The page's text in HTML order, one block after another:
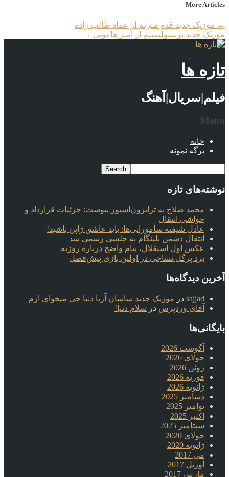
More Articles
← موزیک جدید قدم میزنم از عماد طالب زاده
موزیک جدید پرسپولیسیم از امیر هامونی →
تازه ها
فیلم|سریال|آهنگ
Menu
خانه
برگه نمونه
نوشته‌های تازه
محمد صلاح به ترابزون‌اسپور پیوست: جزئیات قرارداد و
حواشی انتقال
عادل شیفته سامورایی‌ها: باید عاشق ژاپن باشید!
انتقال دشمن بلینگام به چلسی رسمی شد
عکس اول استقلال، پیام واضح درباره روزبه
برد پرگل نساجی در اولین بازی پیش‌فصل
آخرین دیدگاه‌ها
sajjad در موزیک جدید ساسان آریا دنیا چی میخوای ازم
آقای وردپرس در سلام دنیا!
بایگانی‌ها
آگوست 2026
جولای 2026
ژوئن 2026
فوریه 2026
ژانویه 2026
دسامبر 2025
نوامبر 2025
اکتبر 2025
سپتامبر 2025
جولای 2020
ژانویه 2020
می 2017
آوریل 2017
مارس 2017